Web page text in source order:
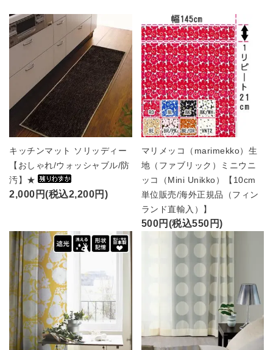
キッチンマット ソリッディー
【おしゃれ/ウォッシャブル/防
汚】★
2,000円(税込2,200円)
マリメッコ（marimekko）生
地（ファブリック）ミニウニ
ッコ（Mini Unikko）【10cm
単位販売/海外正規品（フィン
ランド直輸入）】
500円(税込550円)